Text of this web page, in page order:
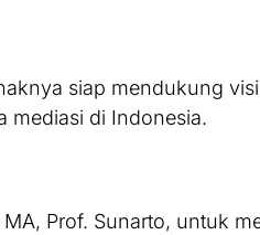
siap mendukung
mediasi di Indonesia.
Prof. Sunarto, untuk